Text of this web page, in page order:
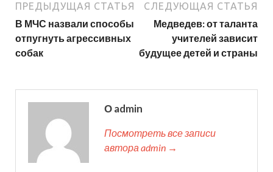
ПРЕДЫДУЩАЯ СТАТЬЯ
В МЧС назвали способы
отпугнуть агрессивных
собак
СЛЕДУЮЩАЯ СТАТЬЯ
Медведев: от таланта
учителей зависит
будущее детей и страны
О admin
Посмотреть все записи
автора admin →